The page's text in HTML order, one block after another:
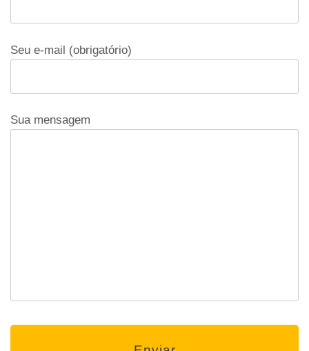
Seu e-mail (obrigatório)
Sua mensagem